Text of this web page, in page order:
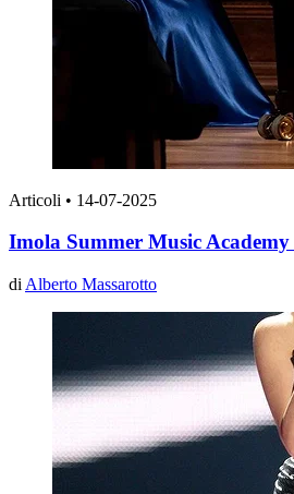
Articoli • 14-07-2025
Imola Summer Music
di Alberto Massarotto